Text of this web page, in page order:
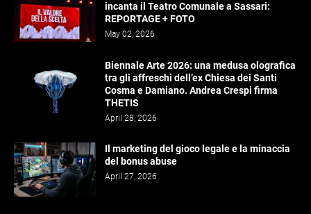
incanta il Teatro Comunale a Sassari:
REPORTAGE + FOTO
May 02, 2026
Biennale Arte 2026: una medusa olografica
tra gli affreschi dell’ex Chiesa dei Santi
Cosma e Damiano. Andrea Crespi firma
THETIS
April 28, 2026
Il marketing del gioco legale e la minaccia
del bonus abuse
April 27, 2026